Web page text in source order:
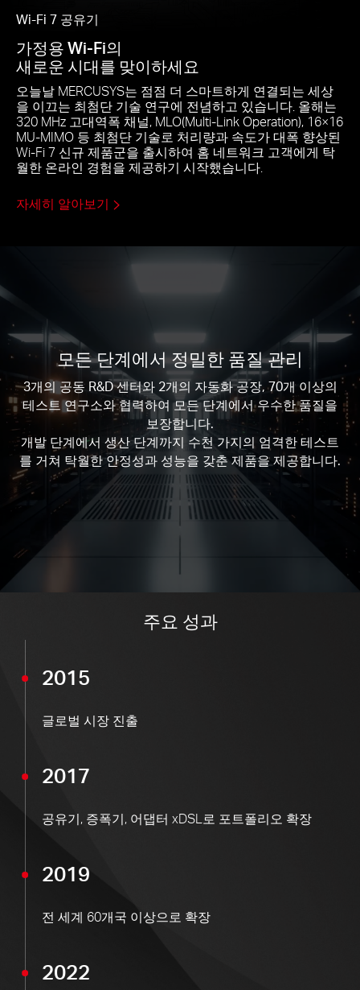
Wi-Fi 7 공유기
가정용 Wi-Fi의
새로운 시대를 맞이하세요
오늘날 MERCUSYS는 점점 더 스마트하게 연결되는 세상
을 이끄는 최첨단 기술 연구에 전념하고 있습니다. 올해는
320 MHz 고대역폭 채널, MLO(Multi-Link Operation), 16×16
MU-MIMO 등 최첨단 기술로 처리량과 속도가 대폭 향상된
Wi-Fi 7 신규 제품군을 출시하여 홈 네트워크 고객에게 탁
월한 온라인 경험을 제공하기 시작했습니다.
자세히 알아보기
모든 단계에서 정밀한 품질 관리
3개의 공동 R&D 센터와 2개의 자동화 공장,70개 이상의
테스트 연구소와 협력하여 모든 단계에서 우수한 품질을
보장합니다.
개발 단계에서 생산 단계까지 수천 가지의 엄격한 테스트
를 거쳐 탁월한 안정성과 성능을 갖춘 제품을 제공합니다.
주요 성과
2015
글로벌 시장 진출
2017
공유기, 증폭기, 어댑터 xDSL로 포트폴리오 확장
2019
전 세계 60개국 이상으로 확장
2022